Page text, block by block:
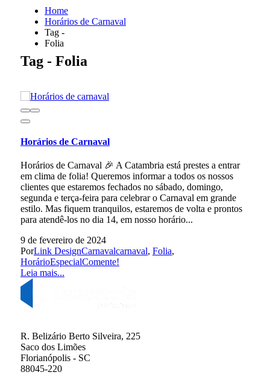
Home
Horários de Carnaval
Tag -
Folia
Tag - Folia
Horários de Carnaval
Horários de Carnaval 🎉 A Catambria está prestes a entrar
em clima de folia! Queremos informar a todos os nossos
clientes que estaremos fechados no sábado, domingo,
segunda e terça-feira para celebrar o Carnaval em grande
estilo. Mas fiquem tranquilos, estaremos de volta e prontos
para atendê-los no dia 14, em nosso horário...
9 de fevereiro de 2024
PorLink DesignCarnavalcarnaval, Folia,
HorárioEspecialComente!
Leia mais...
R. Belizário Berto Silveira, 225
Saco dos Limões
Florianópolis - SC
88045-220